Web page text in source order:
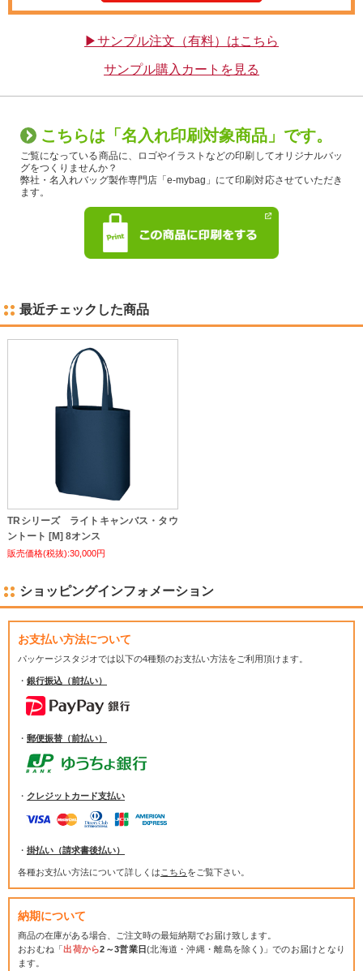
▶サンプル注文（有料）はこちら
サンプル購入カートを見る
こちらは「名入れ印刷対象商品」です。
ご覧になっている商品に、ロゴやイラストなどの印刷してオリジナルバッ
グをつくりませんか？
弊社・名入れバッグ製作専門店「e-mybag」にて印刷対応させていただき
ます。
最近チェックした商品
TRシリーズ ライトキャンバス・タウ
ントート [M] 8オンス
販売価格(税抜):30,000円
ショッピングインフォメーション
お支払い方法について
パッケージスタジオでは以下の4種類のお支払い方法をご利用頂けます。
・ 銀行振込（前払い）
・ 郵便振替（前払い）
・ クレジットカード支払い
・ 掛払い（請求書後払い）
各種お支払い方法について詳しくは こちらをご覧下さい。
納期について
商品の在庫がある場合、ご注文時の最短納期でお届け致します。
おおむね「出荷から2～3営業日(北海道・沖縄・離島を除く)」でのお届けとなり
ます。